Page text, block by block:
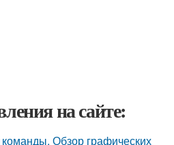
на сайте:
Обзор графических